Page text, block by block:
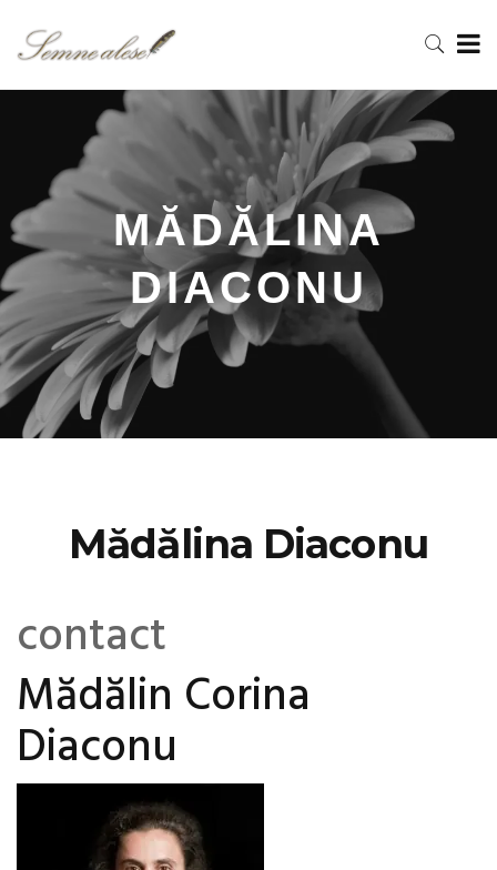
MĂDĂLINA
DIACONU
Mădălina Diaconu
contact
Mădălin Corina
Diaconu